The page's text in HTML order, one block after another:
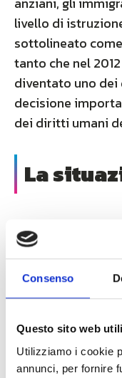
Consenso
Questo sito web
Utilizziamo i cookie
annunci, per fornire
livello di
sottolineato
tanto che nel
diventato uno
decisione
dei diritti umani
La
L’Italia riesce a
su 28 stati che
descritto
2020 una
alla banda larga/
di ripresa e
transizione
destinato alla